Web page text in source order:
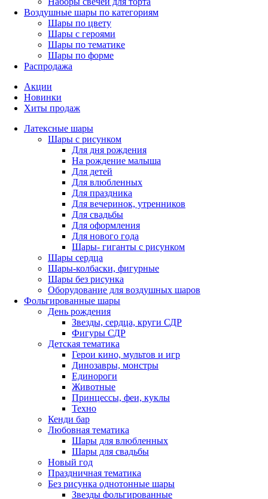
Воздушные шары по категориям
Шары по цвету
Шары с героями
Шары по тематике
Шары по форме
Распродажа
Акции
Новинки
Хиты продаж
Латексные шары
Шары с рисунком
Для дня рождения
На рождение малыша
Для детей
Для влюбленных
Для праздника
Для вечеринок, утренников
Для свадьбы
Для оформления
Для нового года
Шары- гиганты с рисунком
Шары сердца
Шары-колбаски, фигурные
Шары без рисунка
Оборудование для воздушных шаров
Фольгированные шары
День рождения
Звезды, сердца, круги СДР
Фигуры СДР
Детская тематика
Герои кино, мультов и игр
Динозавры, монстры
Единороги
Животные
Принцессы, феи, куклы
Техно
Кенди бар
Любовная тематика
Шары для влюбленных
Шары для свадьбы
Новый год
Праздничная тематика
Без рисунка однотонные шары
Звезды фольгированные